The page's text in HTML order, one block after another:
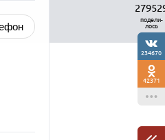
подели-
лось
234670
42371